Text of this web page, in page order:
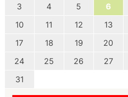
3
4 5 6
10
11 12 13
17
18 19 20
24
25 26 27
31